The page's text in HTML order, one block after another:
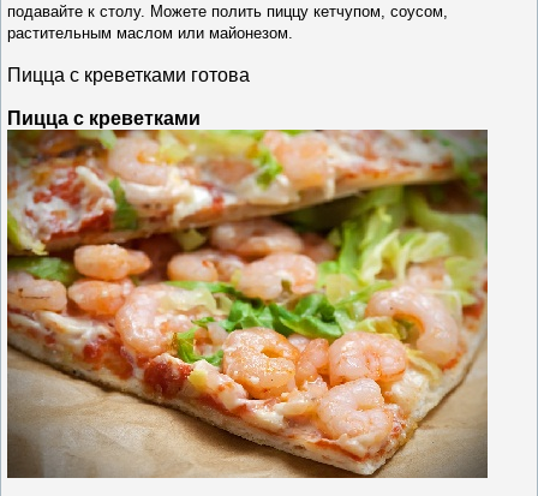
подавайте к столу. Можете полить пиццу кетчупом, соусом,
растительным маслом или майонезом.
Пицца с креветками готова
Пицца с креветками